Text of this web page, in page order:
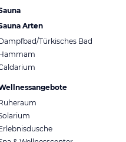
Arten
Türkisches Bad